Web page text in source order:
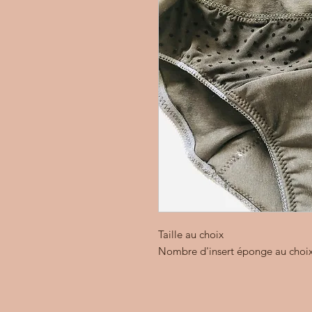
Taille au choix
Nombre d'insert éponge au